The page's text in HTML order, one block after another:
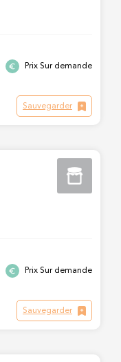
Prix Sur demande
Sauvegarder
Prix Sur demande
Sauvegarder